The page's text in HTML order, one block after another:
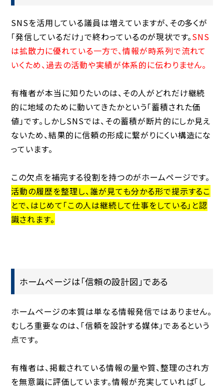
SNSを活用している議員は増えていますが、その多くが
「発信しているだけ」で終わっているのが現状です。SNS
は拡散力に優れている一方で、情報が時系列で流れて
いくため、過去の活動や実績が体系的に伝わりません。
有権者が本当に知りたいのは、その人がどれだけ継続
的に地域のために動いてきたかという「蓄積された価
値」です。しかしSNSでは、その蓄積が断片的にしか見え
ないため、結果的に信頼の形成に繋がりにくい構造にな
っています。
この欠点を補完する役割を持つのがホームページです。
活動の履歴を整理し、誰が見ても分かる形で提示するこ
とで、はじめて「この人は継続して仕事をしている」と認
識されます。
ホームページは「信頼の設計図」である
ホームページの本質は単なる情報発信ではありません。
むしろ重要なのは、「信頼を設計する媒体」であるという
点です。
有権者は、掲載されている情報の量や質、整理のされ方
を無意識に評価しています。情報が充実していれば「し